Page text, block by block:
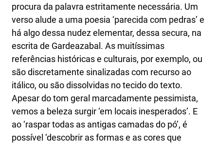
procura da palavra estritamente necessária. Um
verso alude a uma poesia ‘parecida com pedras’ e
há algo dessa nudez elementar, dessa secura, na
escrita de Gardeazabal. As muitíssimas
referências históricas e culturais, por exemplo, ou
são discretamente sinalizadas com recurso ao
itálico, ou são dissolvidas no tecido do texto.
Apesar do tom geral marcadamente pessimista,
vemos a beleza surgir ‘em locais inesperados’. E
ao ‘raspar todas as antigas camadas do pó’, é
possível ‘descobrir as formas e as cores que